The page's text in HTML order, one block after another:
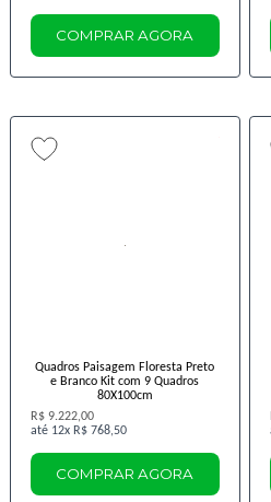
COMPRAR AGORA
Quadros Paisagem Floresta Preto
e Branco Kit com 9 Quadros
80X100cm
R$ 9.222,00
12x R$ 768,50
COMPRAR AGORA